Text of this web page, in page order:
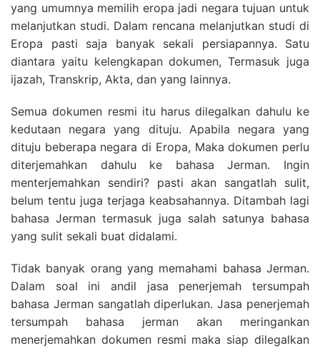
yang umumnya memilih eropa jadi negara tujuan untuk
melanjutkan studi. Dalam rencana melanjutkan studi di
Eropa pasti saja banyak sekali persiapannya. Satu
diantara yaitu kelengkapan dokumen, Termasuk juga
ijazah, Transkrip, Akta, dan yang lainnya.
Semua dokumen resmi itu harus dilegalkan dahulu ke
kedutaan negara yang dituju. Apabila negara yang
dituju beberapa negara di Eropa, Maka dokumen perlu
diterjemahkan dahulu ke bahasa Jerman. Ingin
menterjemahkan sendiri? pasti akan sangatlah sulit,
belum tentu juga terjaga keabsahannya. Ditambah lagi
bahasa Jerman termasuk juga salah satunya bahasa
yang sulit sekali buat didalami.
Tidak banyak orang yang memahami bahasa Jerman.
Dalam soal ini andil jasa penerjemah tersumpah
bahasa Jerman sangatlah diperlukan. Jasa penerjemah
tersumpah bahasa jerman akan meringankan
menerjemahkan dokumen resmi maka siap dilegalkan